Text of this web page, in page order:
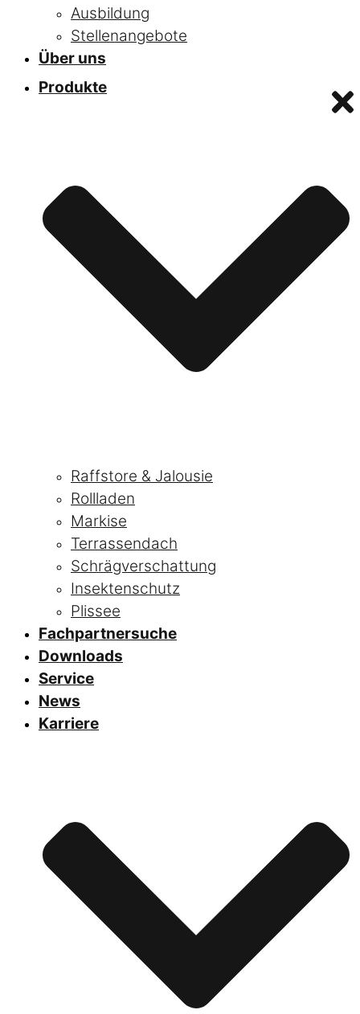
Ausbildung
Stellenangebote
Über uns
Produkte
Raffstore & Jalousie
Rollladen
Markise
Terrassendach
Schrägverschattung
Insektenschutz
Plissee
Fachpartnersuche
Downloads
Service
News
Karriere